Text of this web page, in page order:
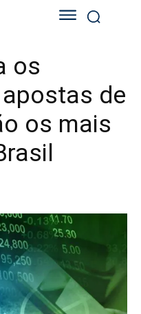
os
de
os mais